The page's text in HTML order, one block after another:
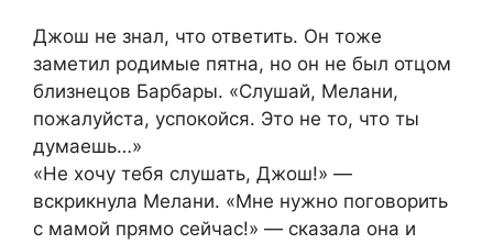
Джош не знал, что ответить. Он тоже
заметил родимые пятна, но он не был отцом
близнецов Барбары. «Слушай, Мелани,
пожалуйста, успокойся. Это не то, что ты
думаешь…»
«Не хочу тебя слушать, Джош!» —
вскрикнула Мелани. «Мне нужно поговорить
с мамой прямо сейчас!» — сказала она и